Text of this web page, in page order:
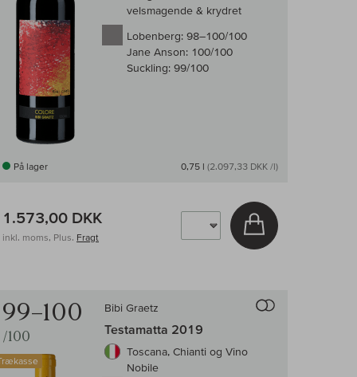
velsmagende & krydret
Lobenberg: 98–100/100
Jane Anson: 100/100
Suckling: 99/100
På lager 0,75 l (2.097,33 DKK /l)
1.573,00 DKK
inkl. moms, Plus. Fragt
Læg i kurv
99–100
/100
Bibi Graetz
Testamatta 2019
Toscana, Chianti og Vino
Nobile